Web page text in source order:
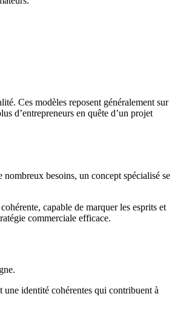
Ces modèles reposent généralement sur
d’entrepreneurs en quête d’un projet
besoins, un concept spécialisé se
capable de marquer les esprits et
commerciale efficace.
identité cohérentes qui contribuent à